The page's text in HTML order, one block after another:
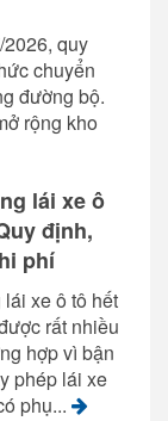
quy
chuyển
đường bộ.
rộng kho
lái xe ô
định,
phí
xe ô tô hết
rất nhiều
hợp vì bận
phép lái xe
phụ...